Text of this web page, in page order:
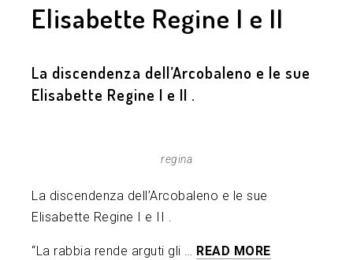
Elisabette Regine I e II
La discendenza dell’Arcobaleno e le sue
Elisabette Regine I e II .
regina
La discendenza dell’Arcobaleno e le sue
Elisabette Regine I e II .
“La rabbia rende arguti gli … READ MORE